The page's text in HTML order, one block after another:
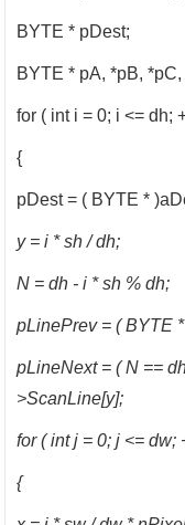
BYTE * pDest;
BYTE * pA, *pB, *pC,
for ( int i = 0; i <= dh;
{
pDest = ( BYTE *
y = i * sh / dh;
N = dh - i * sh % dh;
pLinePrev = ( BYTE
pLineNext = ( N ==
>ScanLine[y];
for ( int j = 0; j <= dw;
{